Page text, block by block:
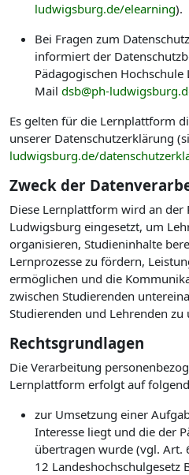
ludwigsburg.de/elearning).
Bei Fragen zum
informiert der
Pädagogischen
Mail dsb@ph-
Es gelten für die Lernplattform
unserer Datenschutzerklärung
ludwigsburg.de/
Zweck der
Diese Lernplattform wird an der
Ludwigsburg eingesetzt, um
organisieren, Studieninhalte
Lernprozesse zu fördern,
ermöglichen und die
zwischen Studierenden
Studierenden und Lehrenden zu
Rechtsgrundlagen
Die Verarbeitung
Lernplattform erfolgt auf
zur Umsetzung einer
Interesse liegt und die der
übertragen wurde (vgl. Art.
12 Landeshochschulgesetz